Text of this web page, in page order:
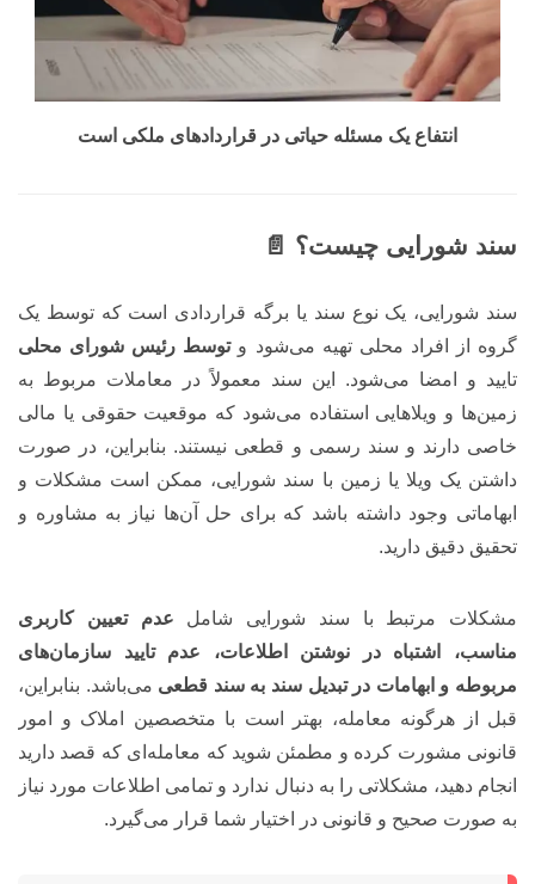
انتفاع یک مسئله حیاتی در قراردادهای ملکی است
سند شورایی چیست؟ 📄
سند شورایی، یک نوع سند یا برگه قراردادی است که توسط یک
گروه از افراد محلی تهیه می‌شود وتوسط رئیس شورای محلی
تایید و امضا می‌شود. این سند معمولاً در معاملات مربوط به
زمین‌ها و ویلاهایی استفاده می‌شود که موقعیت حقوقی یا مالی
خاصی دارند و سند رسمی و قطعی نیستند. بنابراین، در صورت
داشتن یک ویلا یا زمین با سند شورایی، ممکن است مشکلات و
ابهاماتی وجود داشته باشد که برای حل آن‌ها نیاز به مشاوره و
تحقیق دقیق دارید.
مشکلات مرتبط با سند شورایی شامل عدم تعیین کاربری
مناسب، اشتباه در نوشتن اطلاعات، عدم تایید سازمان‌های
مربوطه و ابهامات در تبدیل سند به سند قطعی می‌باشد. بنابراین،
قبل از هرگونه معامله، بهتر است با متخصصین املاک و امور
قانونی مشورت کرده و مطمئن شوید که معامله‌ای که قصد دارید
انجام دهید، مشکلاتی را به دنبال ندارد و تمامی اطلاعات مورد نیاز
به صورت صحیح و قانونی در اختیار شما قرار می‌گیرد.